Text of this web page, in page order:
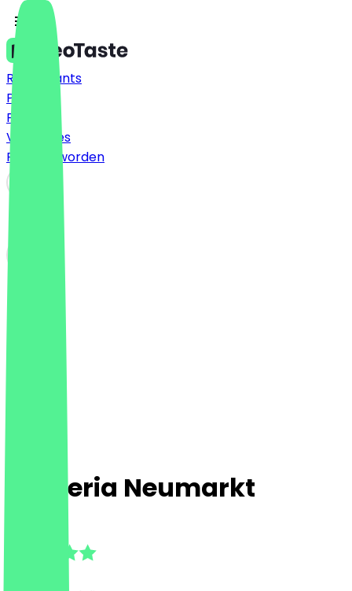
Restaurants
Prijzen
FAQ
Vacatures
Partner worden
L'Osteria Neumarkt